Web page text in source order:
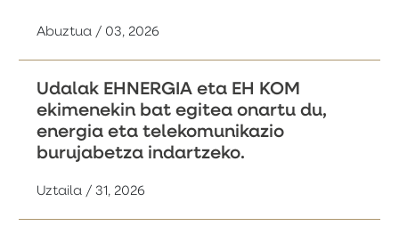
Abuztua / 03, 2026
Udalak EHNERGIA eta EH KOM
ekimenekin bat egitea onartu du,
energia eta telekomunikazio
burujabetza indartzeko.
Uztaila / 31, 2026